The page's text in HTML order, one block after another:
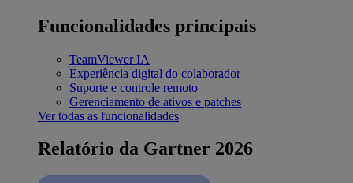
Funcionalidades principais
TeamViewer IA
Experiência digital do colaborador
Suporte e controle remoto
Gerenciamento de ativos e patches
Ver todas as funcionalidades
Relatório da Gartner 2026